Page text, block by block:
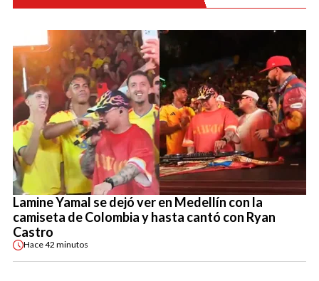
Lamine Yamal se dejó ver en Medellín con la
camiseta de Colombia y hasta cantó con Ryan
Castro
Hace42 minutos